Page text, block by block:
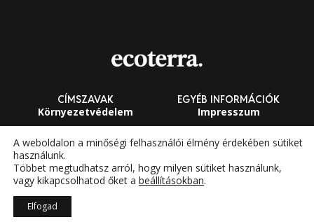
CÍMSZAVAK
Környezetvédelem
Fenntarthatóság
Megújuló energia
EGYÉB INFORMÁCIÓK
Impresszum
Általános Szerződési
A weboldalon a minőségi felhasználói élmény érdekében sütiket
használunk.
Többet megtudhatsz arról, hogy milyen sütiket használunk,
vagy kikapcsolhatod őket a beállításokban.
Elfogad